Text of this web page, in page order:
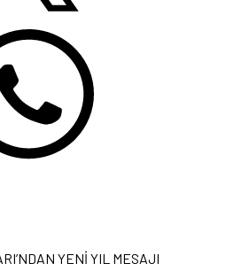
YENİ YIL MESAJI